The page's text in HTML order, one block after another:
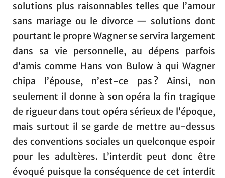
solutions plus raisonnables telles que l’amour
sans mariage ou le divorce — solutions dont
pourtant le propre Wagner se servira largement
dans sa vie personnelle, au dépens parfois
d’amis comme Hans von Bulow à qui Wagner
chipa l’épouse, n’est-ce pas ? Ainsi, non
seulement il donne à son opéra la fin tragique
de rigueur dans tout opéra sérieux de l’époque,
mais surtout il se garde de mettre au-dessus
des conventions sociales un quelconque espoir
pour les adultères. L’interdit peut donc être
évoqué puisque la conséquence de cet interdit